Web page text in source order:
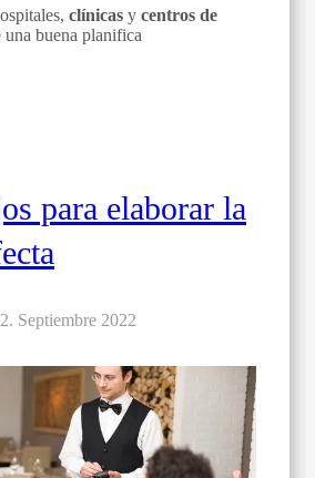
clínicas y centros de
una buena planifica
para elaborar la
Septiembre 2022